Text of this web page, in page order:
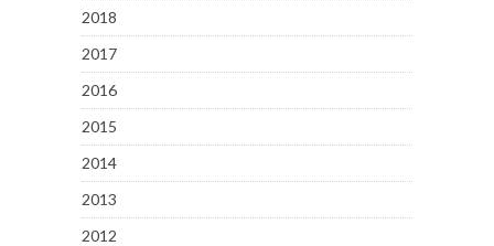
2018
2017
2016
2015
2014
2013
2012